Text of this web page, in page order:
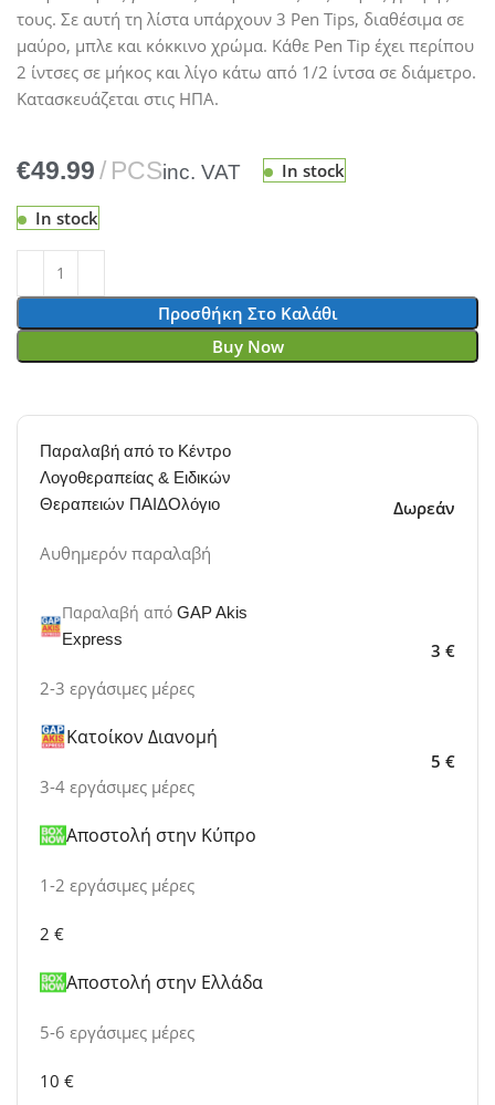
τους. Σε αυτή τη λίστα υπάρχουν 3 Pen Tips, διαθέσιμα σε
μαύρο, μπλε και κόκκινο χρώμα. Κάθε Pen Tip έχει περίπου
2 ίντσες σε μήκος και λίγο κάτω από 1/2 ίντσα σε διάμετρο.
Κατασκευάζεται στις ΗΠΑ.
€ In stock
In stock
Προσθήκη Στο Καλάθι
Buy Now
Παραλαβή από το Κέντρο
Λογοθεραπείας & Ειδικών
Θεραπειών ΠΑΙΔΟλόγιο
Αυθημερόν παραλαβή
Δωρεάν
Παραλαβή απόGAP Akis
Express
2-3 εργάσιμες μέρες
3 €
Κατοίκον Διανομή
3-4 εργάσιμες μέρες
5 €
Αποστολή στην Κύπρο
1-2 εργάσιμες μέρες
2 €
Αποστολή στην Ελλάδα
5-6 εργάσιμες μέρες
10 €